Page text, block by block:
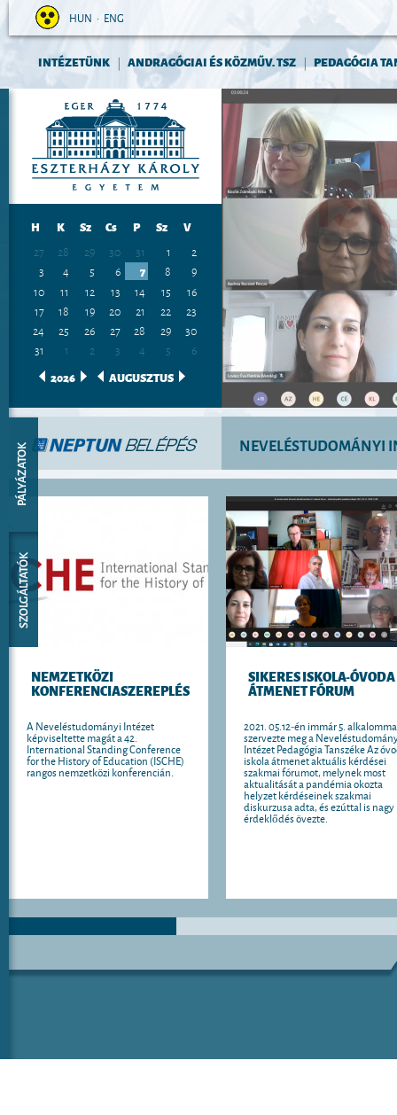
HUN • ENG
INTÉZETÜNK | ANDRAGÓGIAI ÉS KÖZMŰV. TSZ | PEDAGÓGIA
H K Sz Cs P Sz V
27 28 29 30 31 1
2
3
4 5 6 7 8
9
10
11 12 13 14 15
16
17
18 19 20 21 22
23
24
25 26 27 28 29
30
31
1 2 3 4 5 6
2026 AUGUSZTUS
NEVELÉSTUDOMÁNYI
NEMZETKÖZI
KONFERENCIASZEREPLÉS
A Neveléstudományi Intézet
képviseltette magát a 42.
International Standing Conference
for the History of Education (ISCHE)
rangos nemzetközi konferencián.
SIKERES ISKOLA-ÓVODA
ÁTMENET FÓRUM
2021. 05.12-én immár 5.
szervezte meg a
Intézet Pedagógia Tanszéke Az
iskola átmenet aktuális kérdései
szakmai fórumot, melynek most
aktualitását a pandémia okozta
helyzet kérdéseinek szakmai
diskurzusa adta, és ezúttal is nagy
érdeklődés övezte.